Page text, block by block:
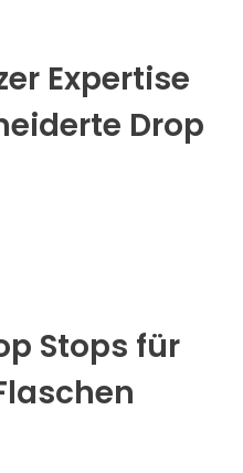
Expertise
Drop
Stops für